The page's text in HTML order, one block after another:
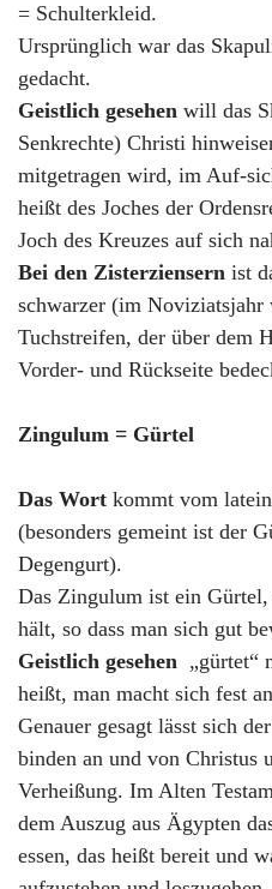
= Schulterkleid.
Ursprünglich war das
gedacht.
Geistlich gesehen will das
Senkrechte) Christi
mitgetragen wird, im Auf-
heißt des Joches der
Joch des Kreuzes auf sich
Bei den Zisterziensern ist
schwarzer (im Noviziatsjahr
Tuchstreifen, der über dem
Vorder- und Rückseite
Zingulum = Gürtel
Das Wort kommt vom
(besonders gemeint ist der
Degengurt).
Das Zingulum ist ein
hält, so dass man sich gut
Geistlich gesehen „gürtet“
heißt, man macht sich fest
Genauer gesagt lässt sich
binden an und von Christus
Verheißung. Im Alten
dem Auszug aus Ägypten
essen, das heißt bereit und